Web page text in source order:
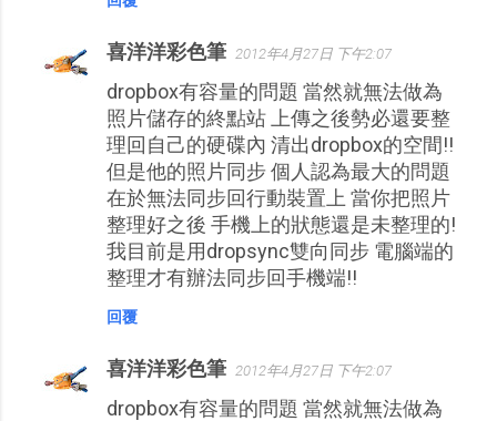
喜洋洋彩色筆 2012年4月27日 下午2:07
dropbox有容量的問題 當然就無法做為
照片儲存的終點站 上傳之後勢必還要整
理回自己的硬碟內 清出dropbox的空間!!
但是他的照片同步 個人認為最大的問題
在於無法同步回行動裝置上 當你把照片
整理好之後 手機上的狀態還是未整理的!
我目前是用dropsync雙向同步 電腦端的
整理才有辦法同步回手機端!!
回覆
喜洋洋彩色筆 2012年4月27日 下午2:07
dropbox有容量的問題 當然就無法做為